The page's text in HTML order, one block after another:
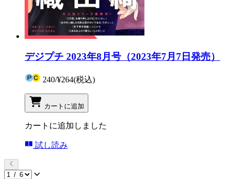
デジプチ 2023年8月号（2023年7月7日発売）
240/¥264(税込)
カートに追加
カートに追加しました
試し読み